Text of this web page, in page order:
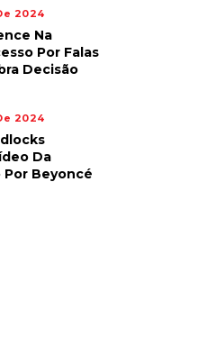
2024
Na
Por Falas
Decisão
2024
Da
Por Beyoncé